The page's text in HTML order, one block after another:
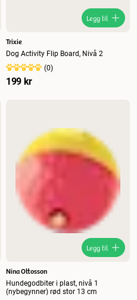
Legg til
Trixie
Dog Activity Flip Board, Nivå 2
(0)
199 kr
Legg til
Nina Ottosson
Hundegodbiter i plast, nivå 1
(nybegynner) rød stor 13 cm